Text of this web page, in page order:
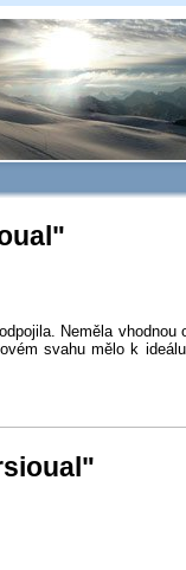
Neměla vhodnou
svahu mělo k